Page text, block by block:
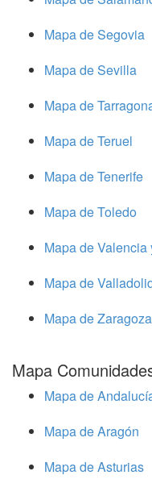
Mapa de Segovia
Mapa de Sevilla
Mapa de
Mapa de Teruel
Mapa de Tenerife
Mapa de Toledo
Mapa de
Mapa de
Mapa de Zaragoza
Mapa
Mapa de
Mapa de Aragón
Mapa de Asturias